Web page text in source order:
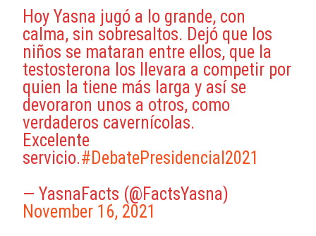
Hoy Yasna jugó a lo grande, con
calma, sin sobresaltos. Dejó que los
niños se mataran entre ellos, que la
testosterona los llevara a competir por
quien la tiene más larga y así se
devoraron unos a otros, como
verdaderos cavernícolas.
Excelente
servicio.#DebatePresidencial2021
— YasnaFacts (@FactsYasna)
November 16, 2021